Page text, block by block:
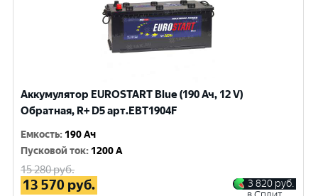
Аккумулятор EUROSTART Blue (190 Ач, 12 V)
Обратная, R+ D5 арт.EBT1904F
Емкость: 190 Ач
Пусковой ток: 1200 A
15 280руб.
13 570 руб. 3 820 руб.